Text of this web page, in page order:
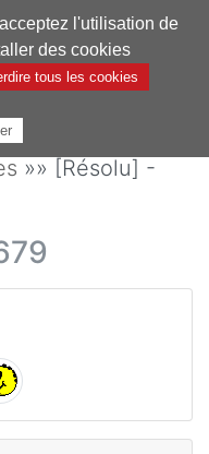
»» [Résolu] -
l'utilisation de
des cookies
tous les cookies